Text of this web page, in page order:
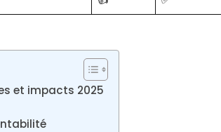
et impacts 2025